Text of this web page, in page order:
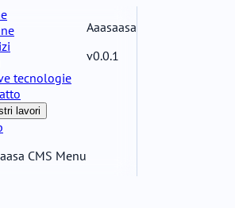
tecnologie
lavori
CMS Menu
Aaasaasa
v0.0.1